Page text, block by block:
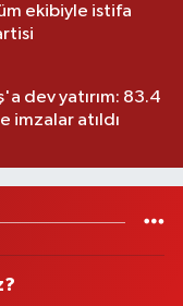
ekibiyle istifa
dev yatırım: 83.4
imzalar atıldı